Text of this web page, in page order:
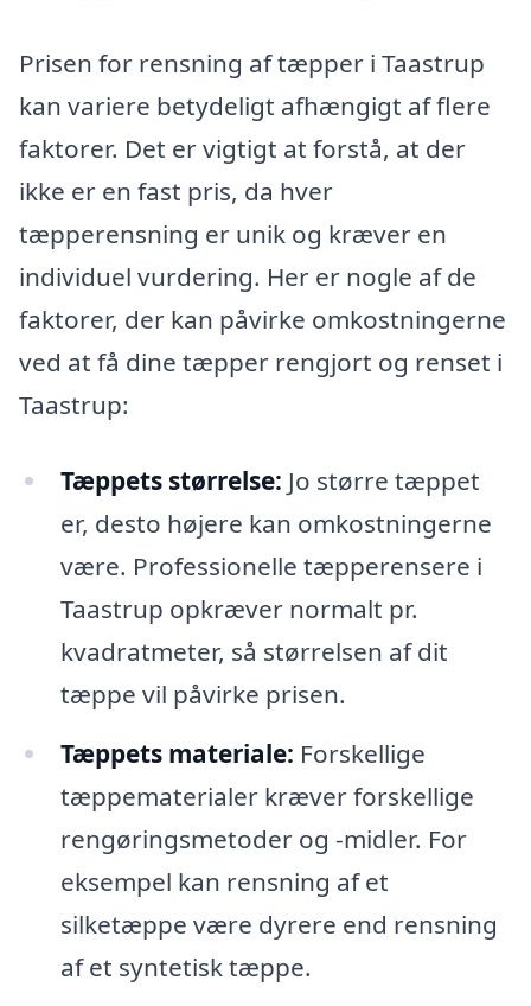
Prisen for rensning af tæpper i Taastrup
kan variere betydeligt afhængigt af flere
faktorer. Det er vigtigt at forstå, at der
ikke er en fast pris, da hver
tæpperensning er unik og kræver en
individuel vurdering. Her er nogle af de
faktorer, der kan påvirke omkostningerne
ved at få dine tæpper rengjort og renset i
Taastrup:
Tæppets størrelse: Jo større tæppet
er, desto højere kan omkostningerne
være. Professionelle tæpperensere i
Taastrup opkræver normalt pr.
kvadratmeter, så størrelsen af dit
tæppe vil påvirke prisen.
Tæppets materiale: Forskellige
tæppematerialer kræver forskellige
rengøringsmetoder og -midler. For
eksempel kan rensning af et
silketæppe være dyrere end rensning
af et syntetisk tæppe.